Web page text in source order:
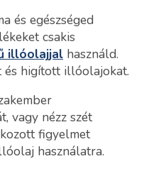
és egészséged
csakis
illóolajjal használd.
és higított illóolajokat.
vagy nézz szét
figyelmet
használatra.